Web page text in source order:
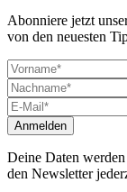
Abonniere jetzt
von den neuesten
Deine Daten
den Newsletter